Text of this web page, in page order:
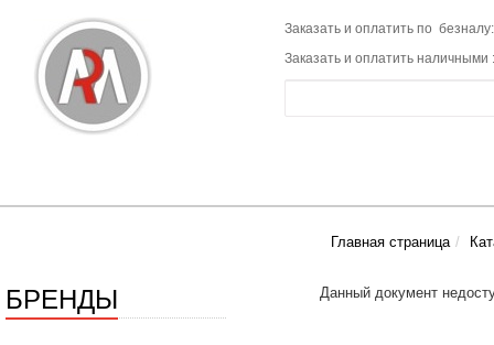
Заказать и оплатить по
Заказать и оплатить наличными
Главная страница
БРЕНДЫ
Данный документ